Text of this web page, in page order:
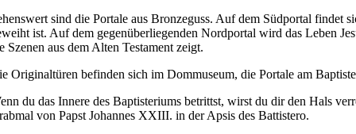
sind die Portale aus Bronzeguss. Auf dem Südportal findet
ist. Auf dem gegenüberliegenden Nordportal wird das Leben
Szenen aus dem Alten Testament zeigt.
Originaltüren befinden sich im Dommuseum, die Portale am
du das Innere des Baptisteriums betrittst, wirst du dir den Hals
von Papst Johannes XXIII. in der Apsis des Battistero.